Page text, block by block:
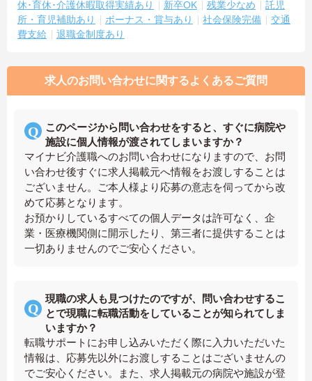
休･育休･介護休暇取得実績あり
新卒OK 残業少なめ
託児
所・育児補助あり
ボーナス・賞与あり 社会保険完備
交通
費支給
退職金制度あり
求人のお問い合わせに関するよくあるご質問
このページから問い合わせをすると、すぐに病院や
施設に個人情報が渡されてしまいますか？
マイナビ介護職へのお問い合わせになりますので、お問
い合わせ後すぐに求人掲載元へ情報をお渡しすることは
ございません。ご本人様より応募の意志を伺ってから改
めて応募となります。
お預かりしているすべての個人データは許可なく、企
業・医療機関側に開示したり、第三者に提供することは
一切ありませんのでご安心ください。
現職の求人も見つけたのですが、問い合わせするこ
とで現職に転職活動をしていることが知られてしま
いますか？
転職サポートにお申し込みいただく際に入力いただいた
情報は、応募先以外にお渡しすることはございませんの
でご安心ください。また、求人掲載元の病院や施設が登